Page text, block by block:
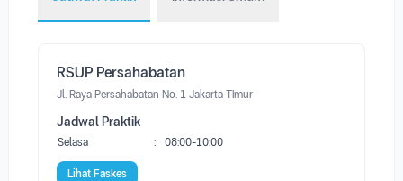
RSUP Persahabatan
Jl. Raya Persahabatan No. 1 Jakarta Timur
Jadwal Praktik
Selasa : 08:00-10:00
Lihat Faskes